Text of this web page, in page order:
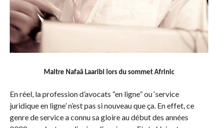
Maitre Nafaâ Laaribi lors du sommet Afrinic
En réel, la profession d’avocats “en ligne” ou ‘service
juridique en ligne’ n’est pas si nouveau que ça. En effet, ce
genre de service a connu sa gloire au début des années